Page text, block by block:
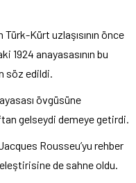
Kürt uzlaşısının önce
1924 anayasasının bu
söz edildi.
övgüsüne
gelseydi demeye getirdi.
Rousseu’yu rehber
de sahne oldu.